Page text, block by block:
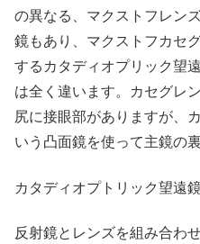
の異なる、マクストフレン
鏡もあり、マクストフカセ
するカタディオプリック望
は全く違います。カセグレ
尻に接眼部がありますが、
いう凸面鏡を使って主鏡の
カタディオプトリック望遠
反射鏡とレンズを組み合わ